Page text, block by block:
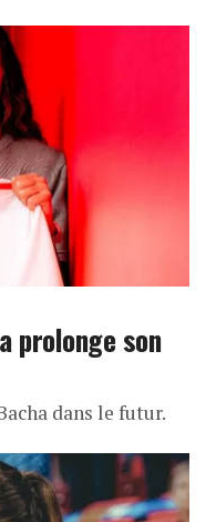
prolonge son
dans le futur.